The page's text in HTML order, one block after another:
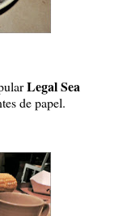
Legal Sea
de papel.